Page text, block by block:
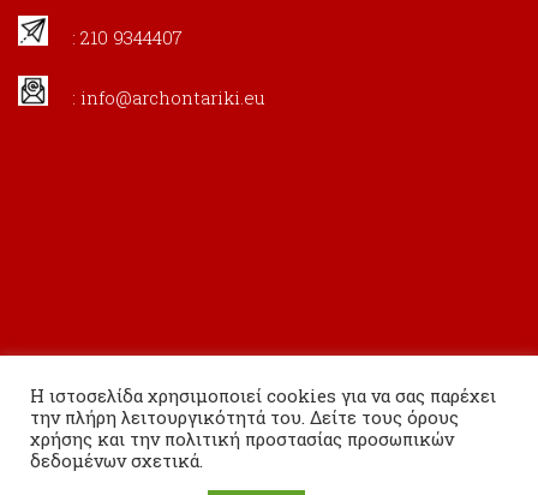
: 210 9344407
: info@archontariki.eu
Η ιστοσελίδα χρησιμοποιεί cookies για να σας παρέχει
την πλήρη λειτουργικότητά του. Δείτε τους όρους
χρήσης και την πολιτική προστασίας προσωπικών
δεδομένων σχετικά.